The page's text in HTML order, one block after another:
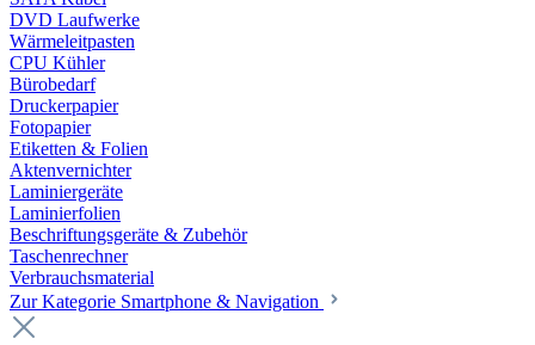
DVD Laufwerke
Wärmeleitpasten
CPU Kühler
Bürobedarf
Druckerpapier
Fotopapier
Etiketten & Folien
Aktenvernichter
Laminiergeräte
Laminierfolien
Beschriftungsgeräte & Zubehör
Taschenrechner
Verbrauchsmaterial
Zur Kategorie Smartphone & Navigation